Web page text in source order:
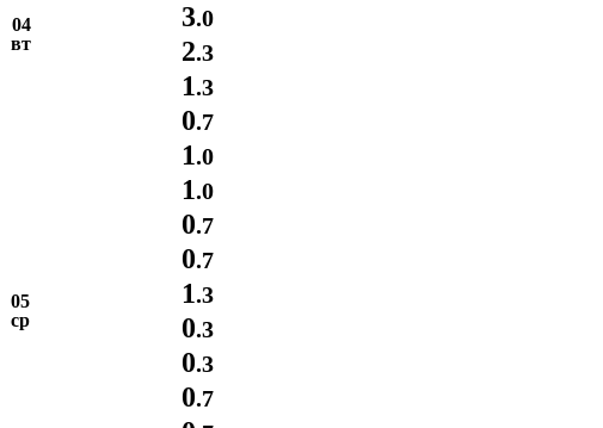
04
вт
3.0
2.3
1.3
0.7
1.0
05
ср
1.0
0.7
0.7
1.3
0.3
0.3
0.7